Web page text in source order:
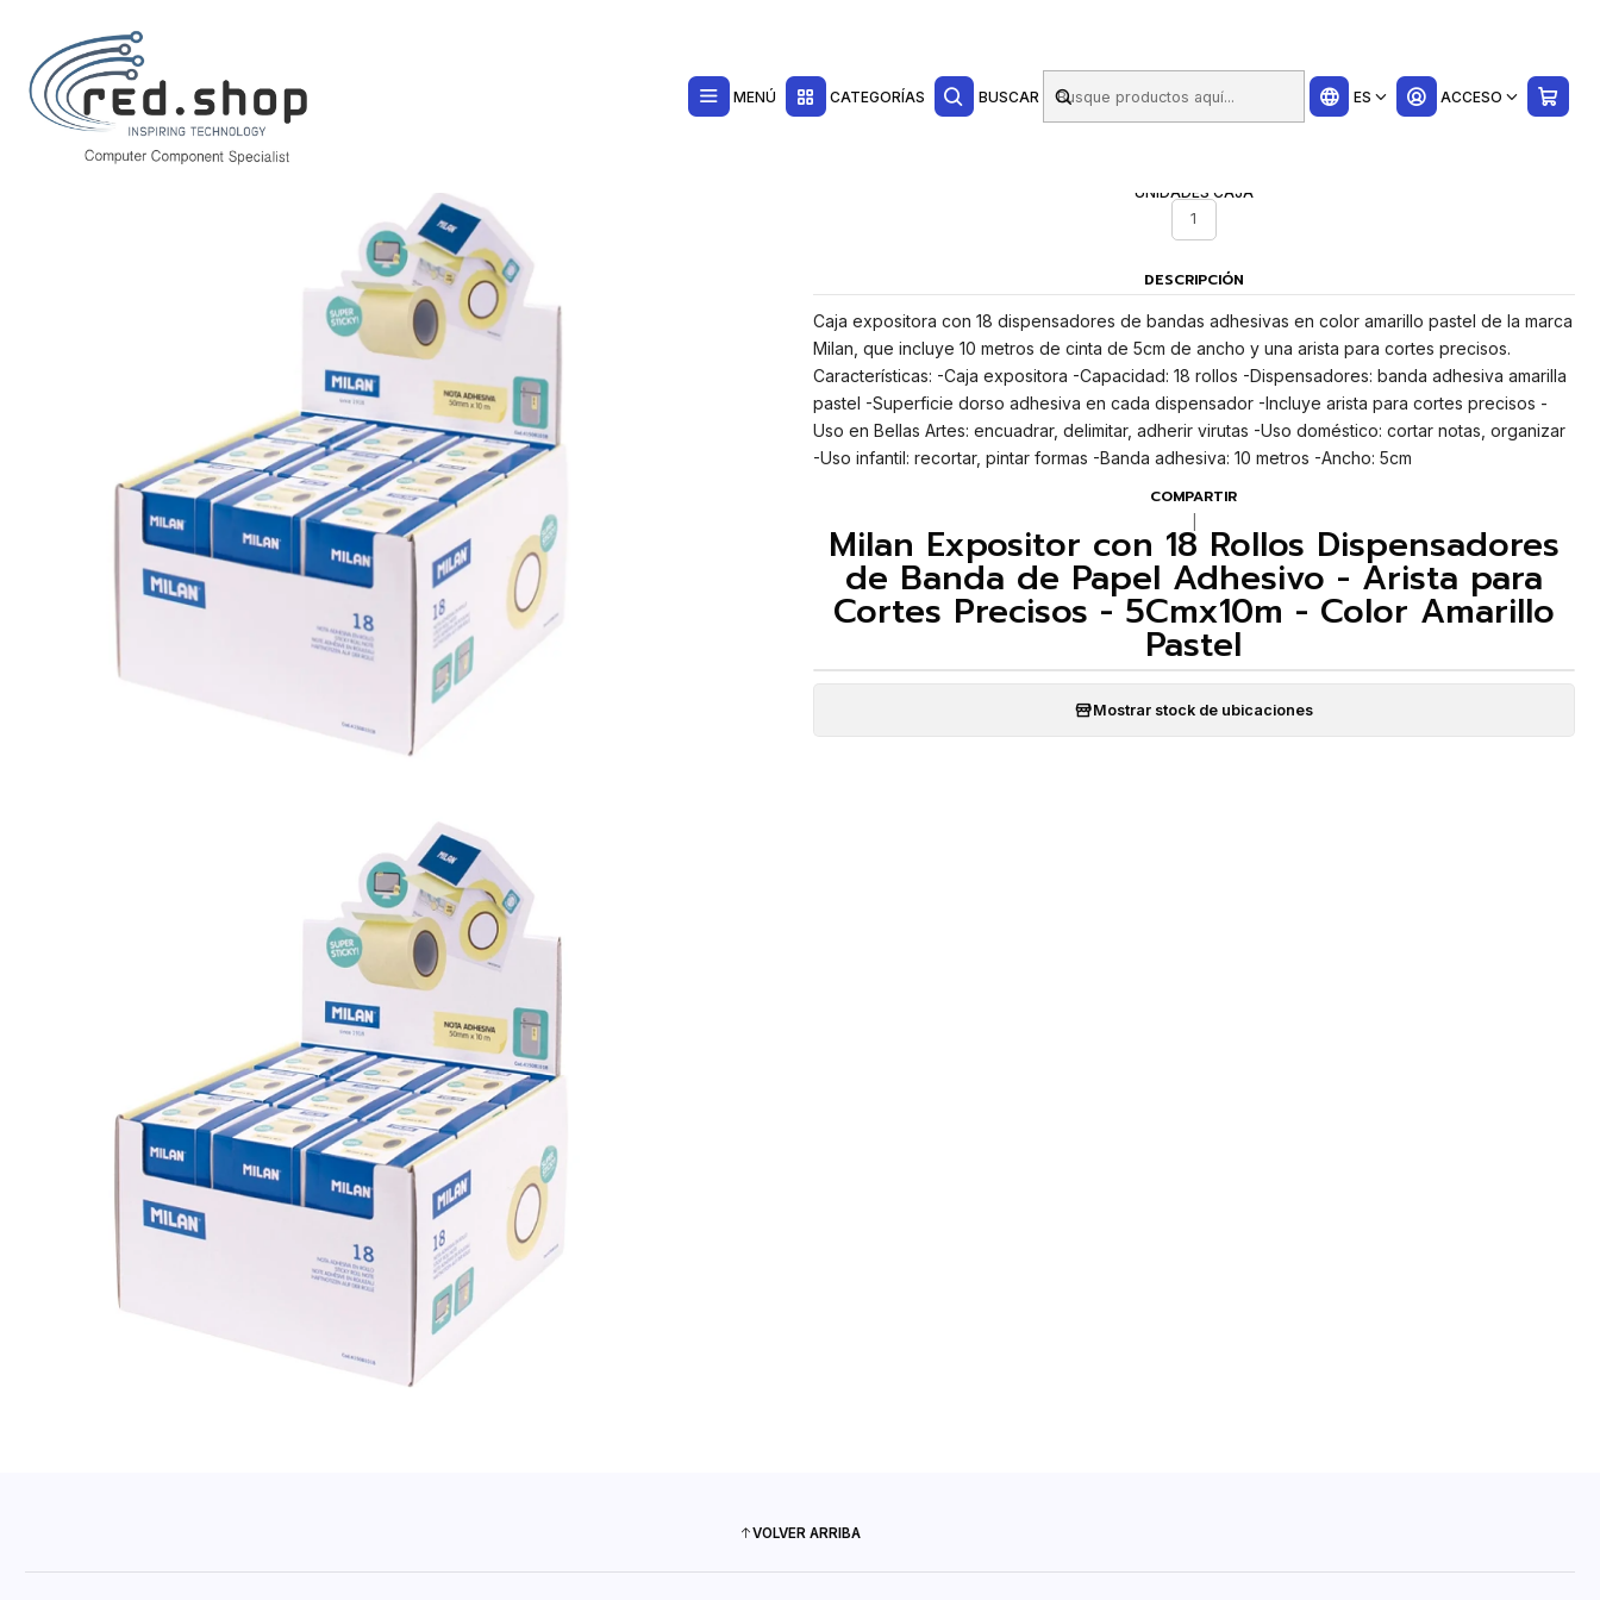
MENÚ CATEGORÍAS BUSCAR ES ACCESO
Inicio Papelería y Material de oficina
Milan Expositor con 18 Rollos Dispensadores de Banda de Papel Adhesivo - Arista para Cortes Precisos - 5Cmx10m - Color Amarillo Pastel
UNIDADES CAJA
1
DESCRIPCIÓN
Caja expositora con 18 dispensadores de bandas adhesivas en color amarillo pastel de la marca
Milan, que incluye 10 metros de cinta de 5cm de ancho y una arista para cortes precisos.
Características: -Caja expositora -Capacidad: 18 rollos -Dispensadores: banda adhesiva amarilla
pastel -Superficie dorso adhesiva en cada dispensador -Incluye arista para cortes precisos -
Uso en Bellas Artes: encuadrar, delimitar, adherir virutas -Uso doméstico: cortar notas, organizar
-Uso infantil: recortar, pintar formas -Banda adhesiva: 10 metros -Ancho: 5cm
COMPARTIR
Milan Expositor con 18 Rollos Dispensadores
de Banda de Papel Adhesivo - Arista para
Cortes Precisos - 5Cmx10m - Color Amarillo
Pastel
Mostrar stock de ubicaciones
VOLVER ARRIBA